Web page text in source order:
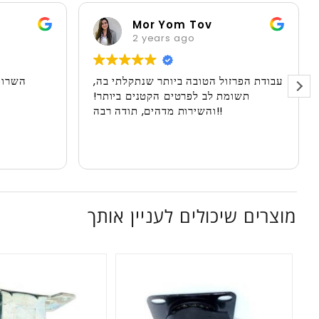
Mor Yom Tov
עבודת הפרזול הטובה ביותר שנתקלתי
תשומת לב לפרטים הקטנים
והשירות מדהים, תודה רבה!!
לירז אטיאס
מוצרים שיכולים לעניין אותך